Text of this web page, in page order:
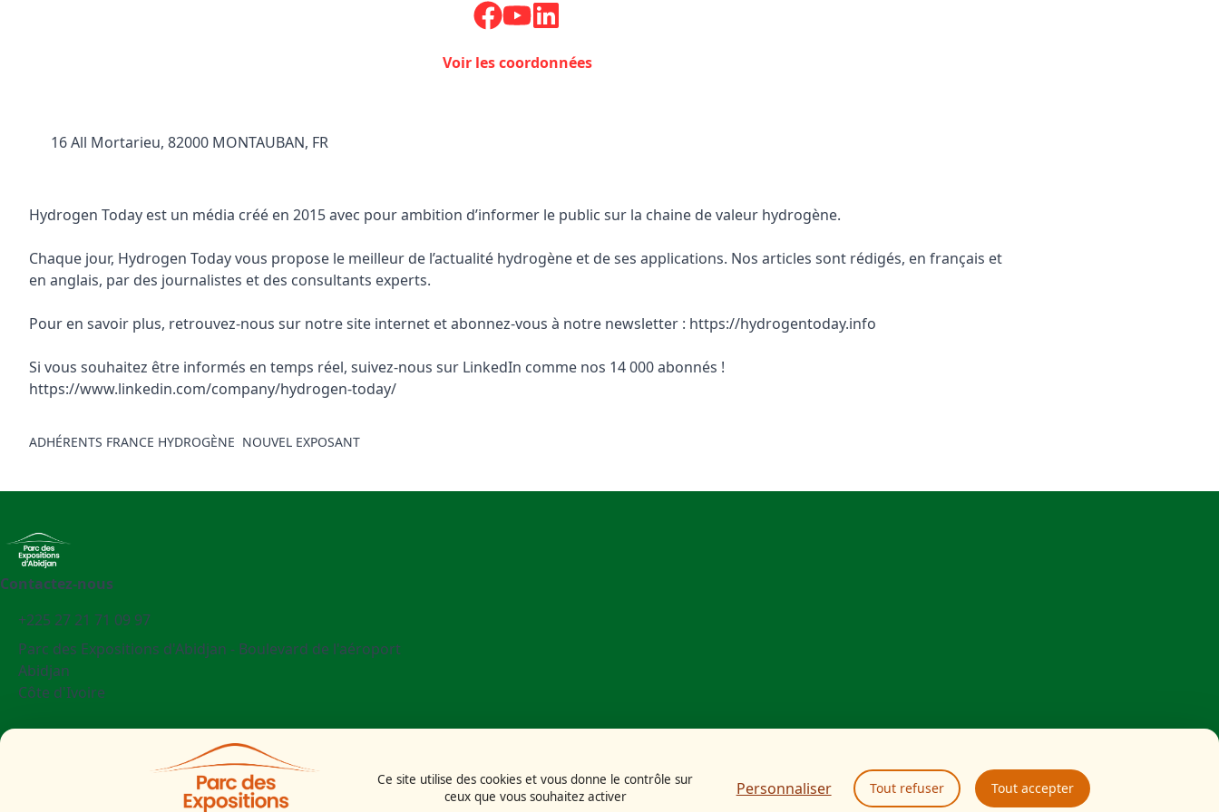
Voir les coordonnées
16 All Mortarieu, 82000 MONTAUBAN, FR
Hydrogen Today est un média créé en 2015 avec pour ambition d’informer le public sur la chaine de valeur hydrogène.
Chaque jour, Hydrogen Today vous propose le meilleur de l’actualité hydrogène et de ses applications. Nos articles sont rédigés, en français et
en anglais, par des journalistes et des consultants experts.
Pour en savoir plus, retrouvez-nous sur notre site internet et abonnez-vous à notre newsletter : https://hydrogentoday.info
Si vous souhaitez être informés en temps réel, suivez-nous sur LinkedIn comme nos 14 000 abonnés !
https://www.linkedin.com/company/hydrogen-today/
ADHÉRENTS FRANCE HYDROGÈNE NOUVEL EXPOSANT
Contactez-nous
+225 27 21 71 09 97
Parc des Expositions d'Abidjan - Boulevard de l'aéroport
Abidjan
Côte d'Ivoire
Ce site utilise des cookies et vous donne le contrôle sur
ceux que vous souhaitez activer
Tout accepter
Tout refuser
Personnaliser